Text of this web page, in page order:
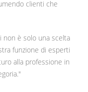
clienti che
non è solo una scelta
funzione di esperti
alla professione in